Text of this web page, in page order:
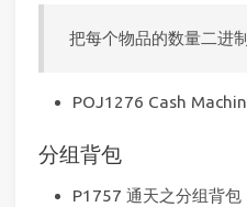
把每个物品的数量二进
POJ1276 Cash
分组背包
P1757 通天之分组背包